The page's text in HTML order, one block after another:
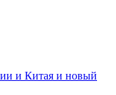
и Китая и новый